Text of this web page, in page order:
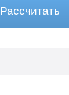
Рассчитать